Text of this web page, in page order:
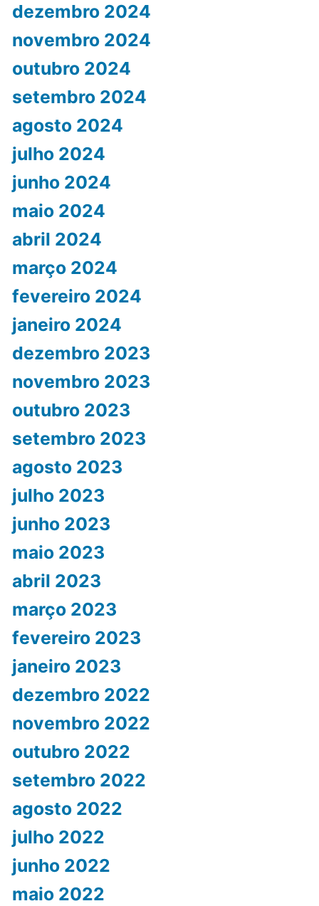
dezembro 2024
novembro 2024
outubro 2024
setembro 2024
agosto 2024
julho 2024
junho 2024
maio 2024
abril 2024
março 2024
fevereiro 2024
janeiro 2024
dezembro 2023
novembro 2023
outubro 2023
setembro 2023
agosto 2023
julho 2023
junho 2023
maio 2023
abril 2023
março 2023
fevereiro 2023
janeiro 2023
dezembro 2022
novembro 2022
outubro 2022
setembro 2022
agosto 2022
julho 2022
junho 2022
maio 2022